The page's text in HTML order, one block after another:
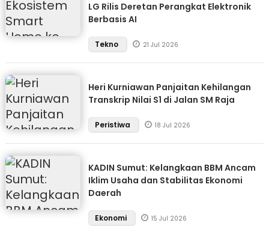
LG Rilis Deretan Perangkat Elektronik
Berbasis AI
Tekno 21 Jul 2026
Heri Kurniawan Panjaitan Kehilangan
Transkrip Nilai S1 di Jalan SM Raja
Peristiwa 18 Jul 2026
KADIN Sumut: Kelangkaan BBM Ancam
Iklim Usaha dan Stabilitas Ekonomi
Daerah
Ekonomi 15 Jul 2026